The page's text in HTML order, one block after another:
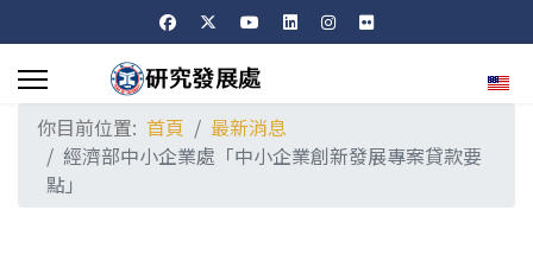
選擇
你目前位置: 首頁
最新消息
經濟部中小企業處「中小企業創新發展專案貸款要
點」